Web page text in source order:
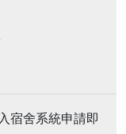
宿舍系統申請即